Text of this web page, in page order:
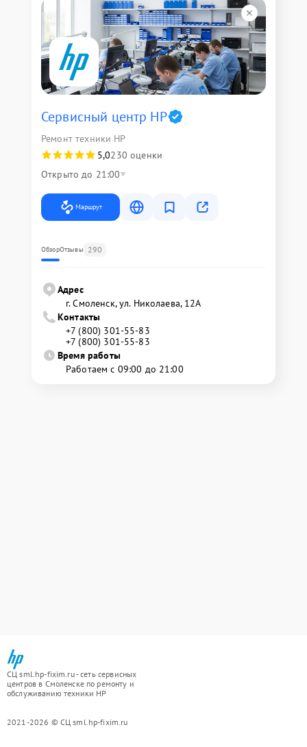
Сервисный центр HP
Ремонт техники HP
5,0230 оценки
Открыто до 21:00
Маршрут
ОбзорОтзывы 290
Адрес
г. Смоленск, ул. Николаева, 12А
Контакты
+7 (800) 301-55-83
+7 (800) 301-55-83
Время работы
Работаем с 09:00 до 21:00
СЦ sml.hp-fixim.ru - сеть сервисных
центров в Смоленске по ремонту и
обслуживанию техники HP
2021-2026 © СЦ sml.hp-fixim.ru